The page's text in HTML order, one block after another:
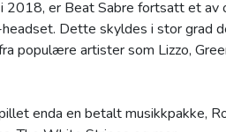
2018, er Beat Sabre fortsatt et
Dette skyldes i stor grad
populære artister som Lizzo,
enda en betalt musikkpakke,